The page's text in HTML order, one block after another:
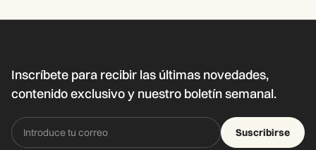
Inscríbete para recibir las últimas novedades,
contenido exclusivo y nuestro boletín semanal.
Suscribirse